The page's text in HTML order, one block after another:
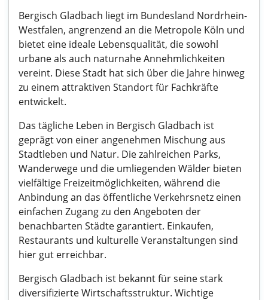
Bergisch Gladbach liegt im Bundesland Nordrhein-
Westfalen, angrenzend an die Metropole Köln und
bietet eine ideale Lebensqualität, die sowohl
urbane als auch naturnahe Annehmlichkeiten
vereint. Diese Stadt hat sich über die Jahre hinweg
zu einem attraktiven Standort für Fachkräfte
entwickelt.
Das tägliche Leben in Bergisch Gladbach ist
geprägt von einer angenehmen Mischung aus
Stadtleben und Natur. Die zahlreichen Parks,
Wanderwege und die umliegenden Wälder bieten
vielfältige Freizeitmöglichkeiten, während die
Anbindung an das öffentliche Verkehrsnetz einen
einfachen Zugang zu den Angeboten der
benachbarten Städte garantiert. Einkaufen,
Restaurants und kulturelle Veranstaltungen sind
hier gut erreichbar.
Bergisch Gladbach ist bekannt für seine stark
diversifizierte Wirtschaftsstruktur. Wichtige